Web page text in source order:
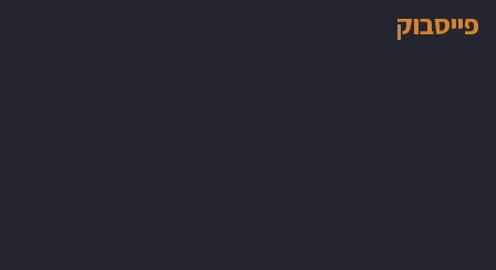
פייסבוק